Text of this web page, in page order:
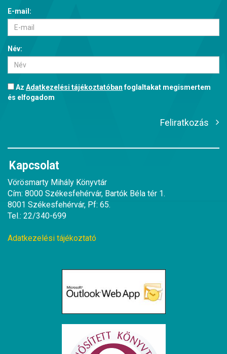
E-mail:
Név:
Az Adatkezelési tájékoztatóbanfoglaltakat megismertem
és elfogadom
Feliratkozás
Kapcsolat
Vörösmarty Mihály Könyvtár
Cím: 8000 Székesfehérvár, Bartók Béla tér 1.
8001 Székesfehérvár, Pf: 65.
Tel.: 22/340-699
Adatkezelési tájékoztató